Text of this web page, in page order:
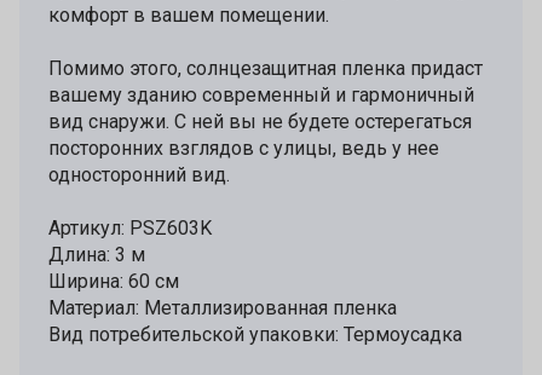
комфорт в вашем помещении.
Помимо этого, солнцезащитная пленка придаст
вашему зданию современный и гармоничный
вид снаружи. С ней вы не будете остерегаться
посторонних взглядов с улицы, ведь у нее
односторонний вид.
Артикул: PSZ603K
Длина: 3 м
Ширина: 60 см
Материал: Металлизированная пленка
Вид потребительской упаковки: Термоусадка